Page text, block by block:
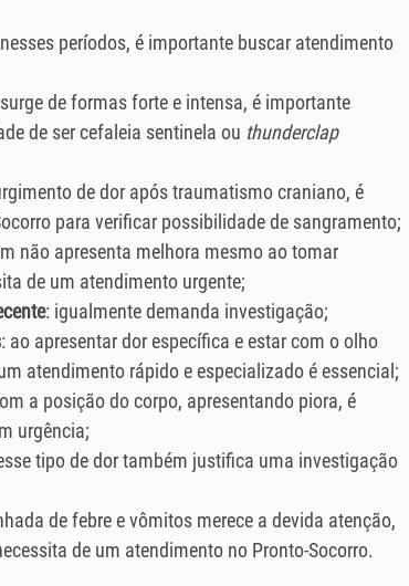
períodos, é importante buscar atendimento
de formas forte e intensa, é importante
de ser cefaleia sentinela ou thunderclap
de dor após traumatismo craniano, é
para verificar possibilidade de sangramento;
não apresenta melhora mesmo ao tomar
de um atendimento urgente;
: igualmente demanda investigação;
: ao apresentar dor específica e estar com o olho
atendimento rápido e especializado é essencial;
a posição do corpo, apresentando piora, é
urgência;
tipo de dor também justifica uma investigação
de febre e vômitos merece a devida atenção,
de um atendimento no Pronto-Socorro.